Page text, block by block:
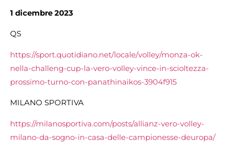
1 dicembre 2023
QS
https://sport.quotidiano.net/locale/volley/monza-ok-
nella-challeng-cup-la-vero-volley-vince-in-scioltezza-
prossimo-turno-con-panathinaikos-3904f915
MILANO SPORTIVA
https://milanosportiva.com/posts/allianz-vero-volley-
milano-da-sogno-in-casa-delle-campionesse-deuropa/